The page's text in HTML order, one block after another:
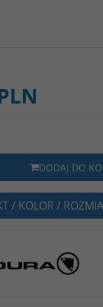
DODAJ DO
/ KOLOR /